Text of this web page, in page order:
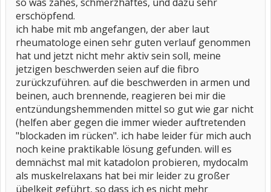
erschöpfend.
ich habe mit mb angefangen, der aber laut
rheumatologe einen sehr guten verlauf genommen
hat und jetzt nicht mehr aktiv sein soll, meine
jetzigen beschwerden seien auf die fibro
zurückzuführen. auf die beschwerden in armen und
beinen, auch brennende, reagieren bei mir die
entzündungshemmenden mittel so gut wie gar nicht
(helfen aber gegen die immer wieder auftretenden
"blockaden im rücken". ich habe leider für mich auch
noch keine praktikable lösung gefunden. will es
demnächst mal mit katadolon probieren, mydocalm
als muskelrelaxans hat bei mir leider zu großer
übelkeit geführt, so dass ich es nicht mehr